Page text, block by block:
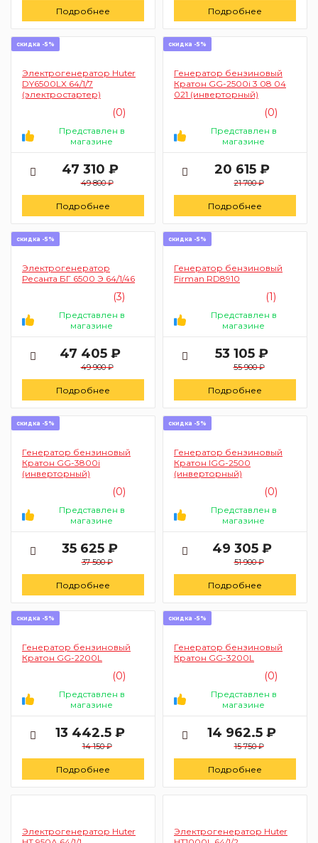
Подробнее Подробнее
скидка -5%
Электрогенератор Huter
DY6500LX 64/1/7
(электростартер)
(0)
Представлен в
магазине
47 310 ₽
49 800 ₽
Подробнее
скидка -5%
Генератор бензиновый
Кратон GG-2500i 3 08 04
021 (инверторный)
(0)
Представлен в
магазине
20 615 ₽
21 700 ₽
Подробнее
скидка -5%
Электрогенератор
Ресанта БГ 6500 Э 64/1/46
(3)
Представлен в
магазине
47 405 ₽
49 900 ₽
Подробнее
скидка -5%
Генератор бензиновый
Firman RD8910
(1)
Представлен в
магазине
53 105 ₽
55 900 ₽
Подробнее
скидка -5%
Генератор бензиновый
Кратон GG-3800i
(инверторный)
(0)
Представлен в
магазине
35 625 ₽
37 500 ₽
Подробнее
скидка -5%
Генератор бензиновый
Кратон IGG-2500
(инверторный)
(0)
Представлен в
магазине
49 305 ₽
51 900 ₽
Подробнее
скидка -5%
Генератор бензиновый
Кратон GG-2200L
(0)
Представлен в
магазине
13 442.5 ₽
14 150 ₽
Подробнее
скидка -5%
Генератор бензиновый
Кратон GG-3200L
(0)
Представлен в
магазине
14 962.5 ₽
15 750 ₽
Подробнее
Электрогенератор Huter
Электрогенератор Huter